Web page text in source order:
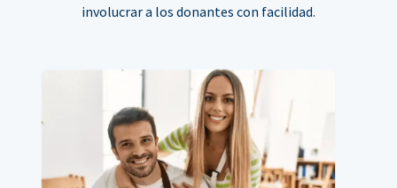
involucrar a los donantes con facilidad.